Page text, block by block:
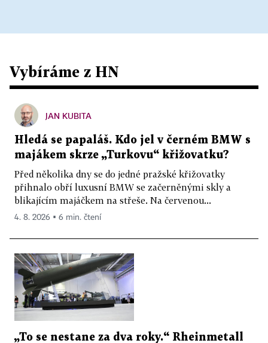
Vybíráme z HN
JAN KUBITA
Hledá se papaláš. Kdo jel v černém BMW s
majákem skrze „Turkovu“ křižovatku?
Před několika dny se do jedné pražské křižovatky
přihnalo obří luxusní BMW se začerněnými skly a
blikajícím majáčkem na střeše. Na červenou...
4. 8. 2026 ▪ 6 min. čtení
„To se nestane za dva roky.“ Rheinmetall